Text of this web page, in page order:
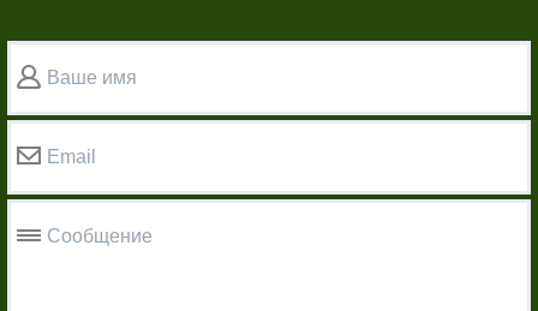
Ваше имя
Email
Сообщение